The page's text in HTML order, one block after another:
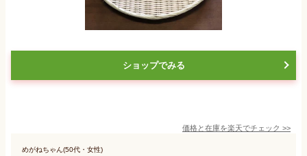
ショップでみる
価格と在庫を楽天でチェック >>
めがねちゃん(50代・女性)